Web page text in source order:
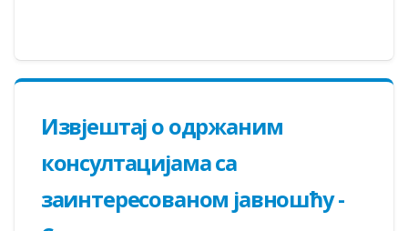
Извјештај о одржаним
консултацијама са
заинтересованом јавношћу -